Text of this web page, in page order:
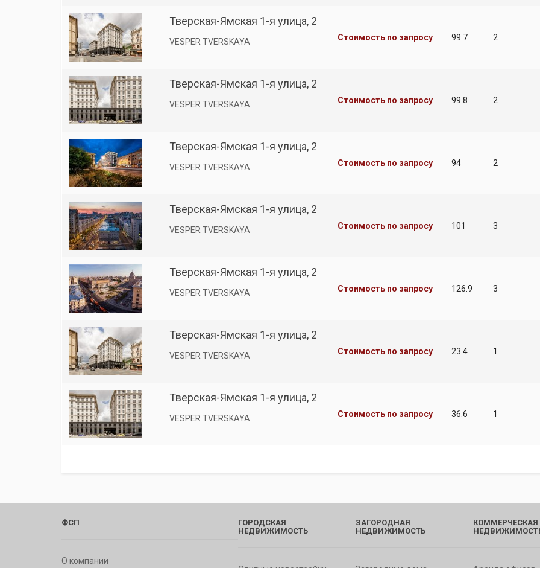
Тверская-Ямская 1-я улица, 2
VESPER TVERSKAYA Стоимость по запросу 99.7 2
Тверская-Ямская 1-я улица, 2
VESPER TVERSKAYA Стоимость по запросу 99.8 2
Тверская-Ямская 1-я улица, 2
VESPER TVERSKAYA Стоимость по запросу 94 2
Тверская-Ямская 1-я улица, 2
VESPER TVERSKAYA Стоимость по запросу 101 3
Тверская-Ямская 1-я улица, 2
VESPER TVERSKAYA Стоимость по запросу 126.9 3
Тверская-Ямская 1-я улица, 2
VESPER TVERSKAYA Стоимость по запросу 23.4 1
Тверская-Ямская 1-я улица, 2
VESPER TVERSKAYA Стоимость по запросу 36.6 1
ФСП
О компании
ГОРОДСКАЯ
НЕДВИЖИМОСТЬ
ЗАГОРОДНАЯ
НЕДВИЖИМОСТЬ
КОММЕРЧЕСКАЯ